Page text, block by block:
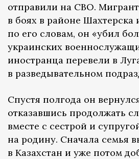
отправили на СВО. Мигрант
в боях в районе Шахтерска
по его словам, он «убил
украинских
иностранца перевели в
в разведывательном
Спустя полгода он
отказавшись продолжать
вместе с сестрой и
на родину. Сначала семья
в Казахстан и уже потом